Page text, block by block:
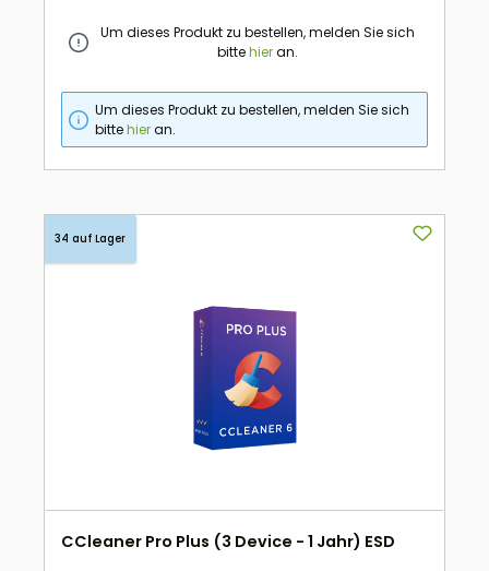
Um dieses Produkt zu bestellen, melden Sie sich
bittehieran.
Um dieses Produkt zu bestellen, melden Sie sich
bittehieran.
34 auf Lager
CCleaner Pro Plus (3 Device - 1 Jahr) ESD